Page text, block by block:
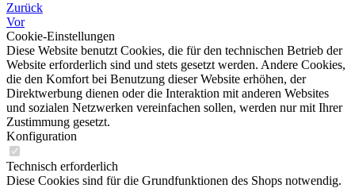
Zurück
Vor
Cookie-Einstellungen
Diese Website benutzt Cookies, die für den technischen Betrieb der
Website erforderlich sind und stets gesetzt werden. Andere Cookies,
die den Komfort bei Benutzung dieser Website erhöhen, der
Direktwerbung dienen oder die Interaktion mit anderen Websites
und sozialen Netzwerken vereinfachen sollen, werden nur mit Ihrer
Zustimmung gesetzt.
Konfiguration
Technisch erforderlich
Diese Cookies sind für die Grundfunktionen des Shops notwendig.